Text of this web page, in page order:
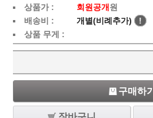
상품가 : 회원공개 원
배송비 :
개별(비례추가) !
상품 무게 :
구매하기